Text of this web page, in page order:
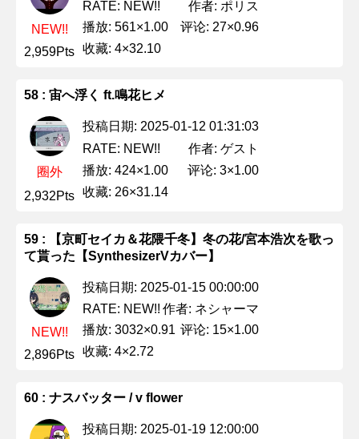
NEW!!
2,959Pts
RATE: NEW!!
作者: ポリス
播放: 561×1.00
评论: 27×0.96
收藏: 4×32.10
58 : 宙へ浮く ft.鳴花ヒメ
圈外
2,932Pts
投稿日期: 2025-01-12 01:31:03
RATE: NEW!!
作者: ゲスト
播放: 424×1.00
评论: 3×1.00
收藏: 26×31.14
59 : 【京町セイカ＆花隈千冬】冬の花/宮本浩次を歌っ
て貰った【SynthesizerVカバー】
NEW!!
2,896Pts
投稿日期: 2025-01-15 00:00:00
RATE: NEW!! 作者: ネシャーマ
播放: 3032×0.91 评论: 15×1.00
收藏: 4×2.72
60 : ナスバッター / v flower
投稿日期: 2025-01-19 12:00:00